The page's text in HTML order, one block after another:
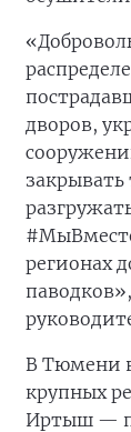
дворов,
закрывать
регионах
В Тюмени
крупных
Иртыш —